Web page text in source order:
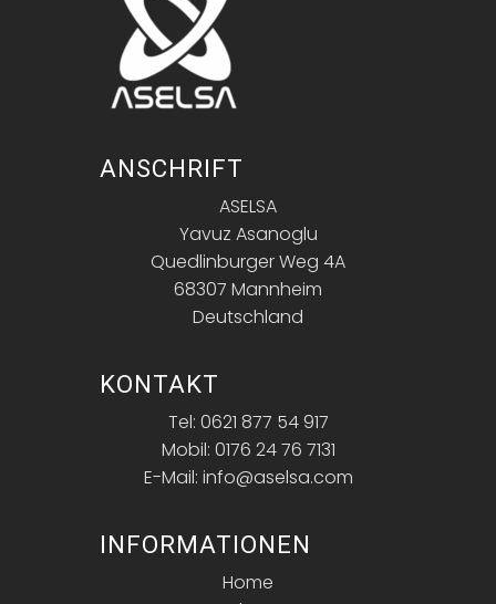
ANSCHRIFT
ASELSA
Yavuz Asanoglu
Quedlinburger Weg 4A
68307 Mannheim
Deutschland
KONTAKT
Tel: 0621 877 54 917
Mobil: 0176 24 76 7131
E-Mail: info@aselsa.com
INFORMATIONEN
Home